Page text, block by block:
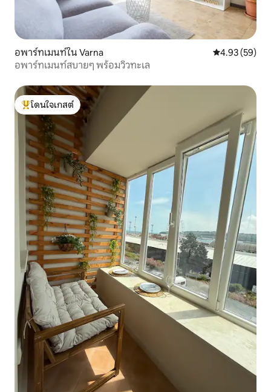
อพาร์ทเมนท์ใน Varna คะแนนเฉลี่ย
4.93 (59)
อพาร์ทเมนท์สบายๆ พร้อมวิวทะเล
โดนใจเกสต์ที่สุด
โดนใจเกสต์